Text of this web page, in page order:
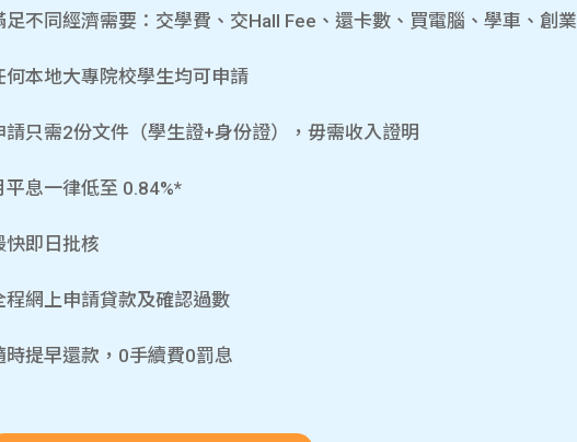
足不同經濟需要：交學費、交Hall Fee、還卡數、買電腦、學車、創業
何本地大專院校學生均可申請
請只需2份文件（學生證+身份證），毋需收入證明
平息一律低至 0.84%*
快即日批核
程網上申請貸款及確認過數
時提早還款，0手續費0罰息